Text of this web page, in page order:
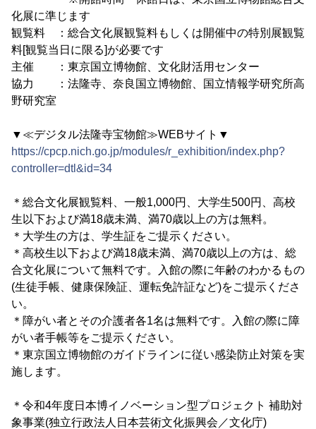
化展に準じます
観覧料 ：総合文化展観覧料もしくは開催中の特別展観覧
料[観覧当日に限る]が必要です
主催 ：東京国立博物館、文化財活用センター
協力 ：法隆寺、奈良国立博物館、国立情報学研究所高
野研究室
▼≪デジタル法隆寺宝物館≫WEBサイト▼
https://cpcp.nich.go.jp/modules/r_exhibition/index.php?
controller=dtl&id=34
＊総合文化展観覧料、一般1,000円、大学生500円、高校
生以下および満18歳未満、満70歳以上の方は無料。
＊大学生の方は、学生証をご提示ください。
＊高校生以下および満18歳未満、満70歳以上の方は、総
合文化展について無料です。入館の際に年齢のわかるもの
(生徒手帳、健康保険証、運転免許証など)をご提示くださ
い。
＊障がい者とその介護者各1名は無料です。入館の際に障
がい者手帳等をご提示ください。
＊東京国立博物館のガイドラインに従い感染防止対策を実
施します。
＊令和4年度日本博イノベーション型プロジェクト 補助対
象事業(独立行政法人日本芸術文化振興会／文化庁)